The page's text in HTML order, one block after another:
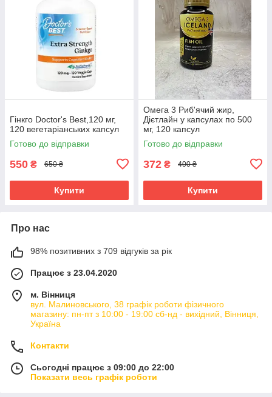
Гінкго Doctor's Best,120 мг,
120 вегетаріанських капсул
Готово до відправки
550 ₴ 650 ₴
Купити
Омега 3 Риб'ячий жир,
Дієтлайн у капсулах по 500
мг, 120 капсул
Готово до відправки
372 ₴ 400 ₴
Купити
Про нас
98% позитивних з 709 відгуків за рік
Працює з 23.04.2020
м. Вінниця
вул. Малиновського, 38 графік роботи фізичного
магазину: пн-пт з 10:00 - 19:00 сб-нд - вихідний, Вінниця,
Україна
Контакти
Сьогодні працює з 09:00 до 22:00
Показати весь графік роботи